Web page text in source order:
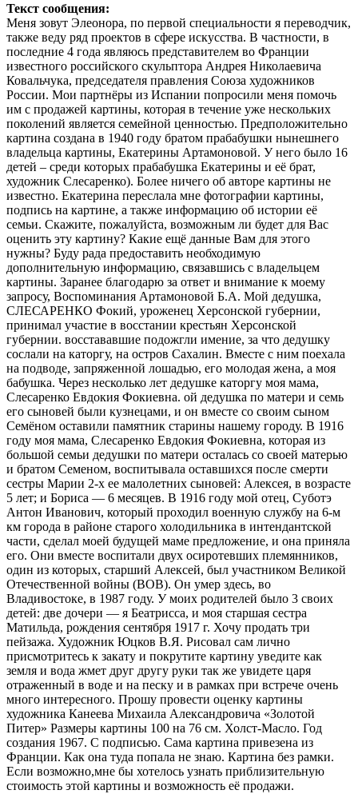
Текст сообщения:
Меня зовут Элеонора, по первой специальности я переводчик,
также веду ряд проектов в сфере искусства. В частности, в
последние 4 года являюсь представителем во Франции
известного российского скульптора Андрея Николаевича
Ковальчука, председателя правления Союза художников
России. Мои партнёры из Испании попросили меня помочь
им с продажей картины, которая в течение уже нескольких
поколений является семейной ценностью. Предположительно
картина создана в 1940 году братом прабабушки нынешнего
владельца картины, Екатерины Артамоновой. У него было 16
детей – среди которых прабабушка Екатерины и её брат,
художник Слесаренко). Более ничего об авторе картины не
известно. Екатерина переслала мне фотографии картины,
подпись на картине, а также информацию об истории её
семьи. Скажите, пожалуйста, возможным ли будет для Вас
оценить эту картину? Какие ещё данные Вам для этого
нужны? Буду рада предоставить необходимую
дополнительную информацию, связавшись с владельцем
картины. Заранее благодарю за ответ и внимание к моему
запросу, Воспоминания Артамоновой Б.А. Мой дедушка,
СЛЕСАРЕНКО Фокий, уроженец Херсонской губернии,
принимал участие в восстании крестьян Херсонской
губернии. восстававшие подожгли имение, за что дедушку
сослали на каторгу, на остров Сахалин. Вместе с ним поехала
на подводе, запряженной лошадью, его молодая жена, а моя
бабушка. Через несколько лет дедушке каторгу моя мама,
Слесаренко Евдокия Фокиевна. ой дедушка по матери и семь
его сыновей были кузнецами, и он вместе со своим сыном
Семёном оставили памятник старины нашему городу. В 1916
году моя мама, Слесаренко Евдокия Фокиевна, которая из
большой семьи дедушки по матери осталась со своей матерью
и братом Семеном, воспитывала оставшихся после смерти
сестры Марии 2-х ее малолетних сыновей: Алексея, в возрасте
5 лет; и Бориса — 6 месяцев. В 1916 году мой отец, Суботэ
Антон Иванович, который проходил военную службу на 6-м
км города в районе старого холодильника в интендантской
части, сделал моей будущей маме предложение, и она приняла
его. Они вместе воспитали двух осиротевших племянников,
один из которых, старший Алексей, был участником Великой
Отечественной войны (ВОВ). Он умер здесь, во
Владивостоке, в 1987 году. У моих родителей было 3 своих
детей: две дочери — я Беатрисса, и моя старшая сестра
Матильда, рождения сентября 1917 г. Хочу продать три
пейзажа. Художник Юцков В.Я. Рисовал сам лично
присмотритесь к закату и покрутите картину уведите как
земля и вода жмет друг другу руки так же увидете царя
отраженный в воде и на песку и в рамках при встрече очень
много интересного. Прошу провести оценку картины
художника Канеева Михаила Александровича «Золотой
Питер» Размеры картины 100 на 76 см. Холст-Масло. Год
создания 1967. С подписью. Сама картина привезена из
Франции. Как она туда попала не знаю. Картина без рамки.
Если возможно,мне бы хотелось узнать приблизительную
стоимость этой картины и возможность её продажи.